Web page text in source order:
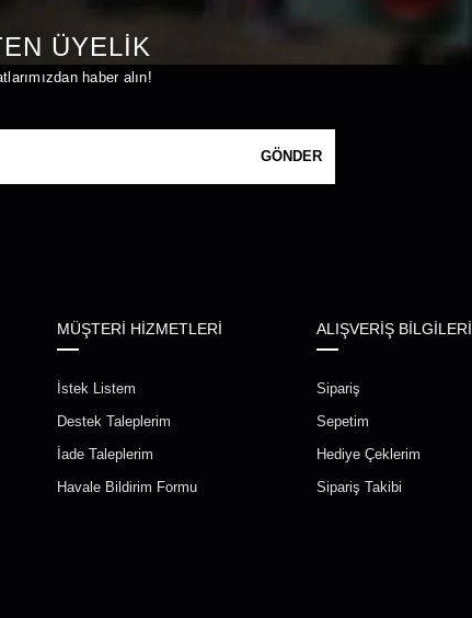
ÜYELİK
haber alın!
GÖNDER
MÜŞTERİ HİZMETLERİ
İstek Listem
Destek Taleplerim
İade Taleplerim
Havale Bildirim Formu
ALIŞVERİŞ BİLGİLERİ
Sipariş
Sepetim
Hediye Çeklerim
Sipariş Takibi